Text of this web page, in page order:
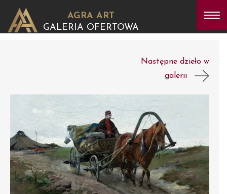
AGRA ART
GALERIA OFERTOWA
Następne dzieło w
galerii